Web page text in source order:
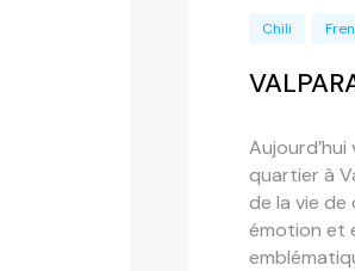
Chili
quartier à
de la vie de
émotion et